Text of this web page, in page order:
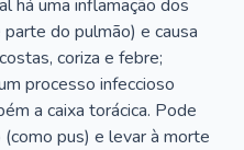
há uma inflamação dos
do pulmão) e causa
coriza e febre;
processo infeccioso
a caixa torácica. Pode
pus) e levar à morte